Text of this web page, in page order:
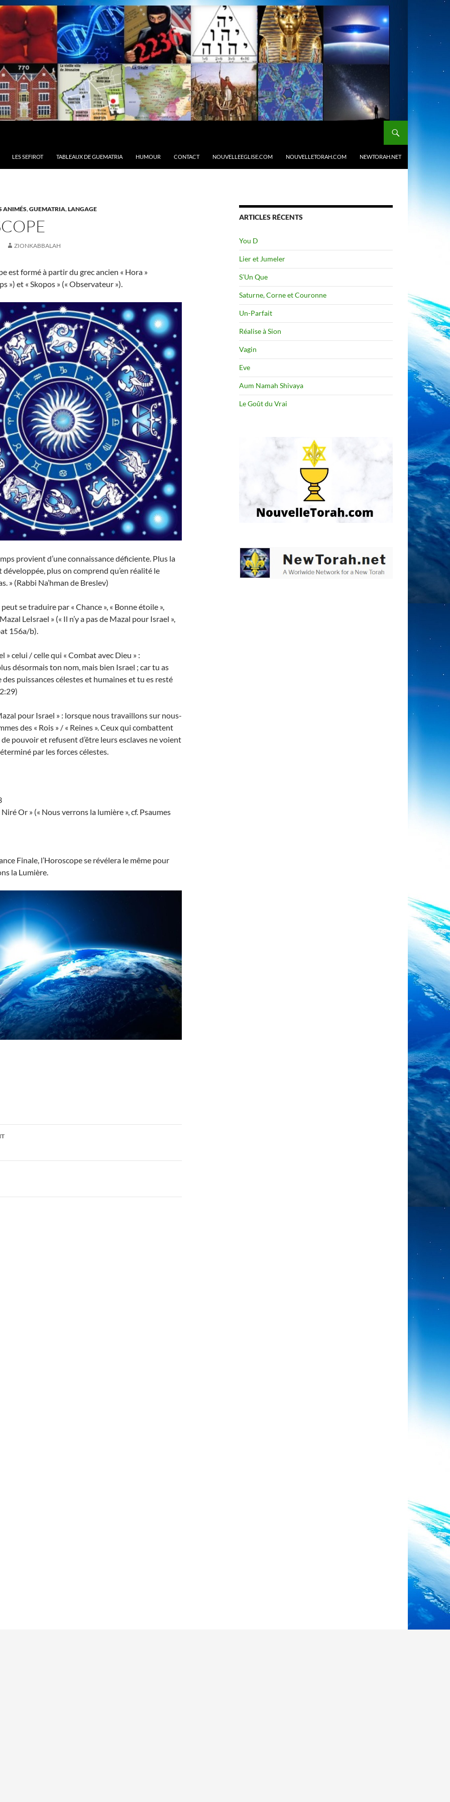
LES SEFIROT TABLEAUX DE GUEMATRIA HUMOUR CONTACT NOUVELLEEGLISE.COM NOUVELLETORAH.COM NEWTORAH.NET
ANIMÉS,GUEMATRIA,LANGAGE
ZIONKABBALAH
est formé à partir du grec ancien « Hora »
») et « Skopos » (« Observateur »).
provient d’une connaissance déficiente. Plus la
développée, plus on comprend qu’en réalité le
» (Rabbi Na’hman de Breslev)
se traduire par « Chance », « Bonne étoile »,
LeIsrael » (« Il n’y a pas de Mazal pour Israel »,
156a/b).
» celui / celle qui « Combat avec Dieu » :
désormais ton nom, mais bien Israel ; car tu as
puissances célestes et humaines et tu es resté
pour Israel » : lorsque nous travaillons sur nous-
des « Rois » / « Reines ». Ceux qui combattent
pouvoir et refusent d’être leurs esclaves ne voient
par les forces célestes.
Or » (« Nous verrons la lumière », cf. Psaumes
Finale, l’Horoscope se révélera le même pour
la Lumière.
ARTICLES RÉCENTS
You D
Lier et Jumeler
S’Un Que
Saturne, Corne et Couronne
Un-Parfait
Réalise à Sion
Vagin
Eve
Aum Namah Shivaya
Le Goût du Vrai